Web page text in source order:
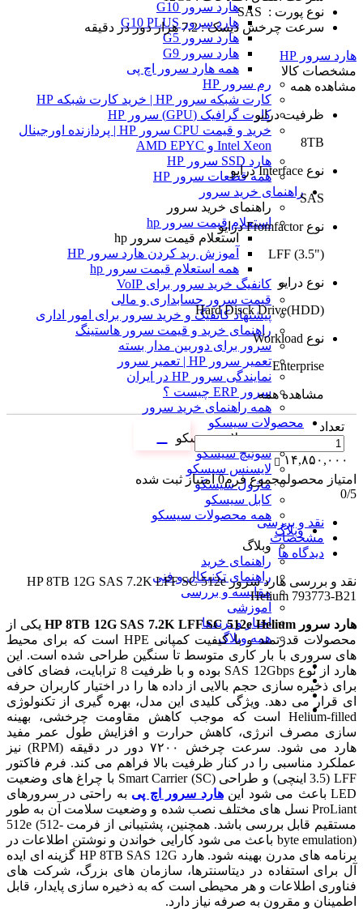
هارد سرور G10
هارد سرور G10 PLUS
هارد سرور G5
هارد سرور G9
همه هارد سرور اچ پی
رم سرور HP
کارت شبکه سرور HP | خرید کارت شبکه HP
کارت گرافیک (GPU) سرور HP
خرید و قیمت CPU سرور HP | پردازنده اورجینال
Intel Xeon و AMD EPYC
هارد SSD سرور HP
همه قطعات سرور HP
راهنمای خرید سرور
راهنمای خرید سرور
استعلام قیمت سرور hp
استعلام قیمت سرور hp
آموزش ريد كردن هارد سرور HP
همه استعلام قیمت سرور hp
کانفیگ خرید سرور برای VoIP
قیمت سرور حسابداری و مالی
پیشنهاد کانفیگ و خرید سرور برای امور اداری
راهنمای خرید و قیمت سرور هاستینگ
سرور برای دوربین مدار بسته
تعمیر سرور HP | تعمیر سرور
نمایندگی سرور HP در ایران
سرور ERP چیست ؟
همه راهنمای خرید سرور
محصولات سیسکو
محصولات سیسکو
سوئیچ سیسکو
لایسنس سیسکو
ماژول سیسکو
کابل سیسکو
همه محصولات سیسکو
وبلاگ
وبلاگ
راهنمای خرید
راهنمای تکنیکال و فنی
مقایسه و بررسی
آموزشی
اخبار و ترندها
همه وبلاگ
نوع پورت : SAS
سرعت چرخش دیسک : 7.2 هزار دور در دقیقه
هارد سرور HP
مشخصات کالا
مشاهده همه
ظرفیت درایو
8TB
نوع Interface درایو
SAS
نوع Fromfactor درایو
LFF (3.5")
نوع درایو
Hard Disck Drive(HDD)
نوع Workload
Enterprise
مشاهده همه
تعداد
۱۴,۸۵۰,۰۰۰
امتیاز محصولمجموع فرم0امتیاز ثبت شده
0/5
نقد و بررسی
مشخصات
دیدگاه ها
نقد و بررسی
هارد سرور HP 8TB 12G SAS 7.2K LFF SC 512e
Helium 793773-B21
هارد سرور HP 8TB 12G SAS 7.2K LFF SC 512e Helium
یکی از
محصولات قدرتمند و با کیفیت کمپانی HPE است که برای محیط
های سروری با بار کاری متوسط تا سنگین طراحی شده است. این
هارد از نوع SAS 12Gbps بوده و با ظرفیت 8 ترابایت، فضای کافی
برای ذخیره سازی حجم بالایی از داده ها را در اختیار کاربران حرفه
ای قرار می دهد. ویژگی کلیدی این مدل، بهره گیری از تکنولوژی
Helium-filled است که موجب کاهش مقاومت چرخشی، بهینه
سازی مصرف انرژی، کاهش حرارت و افزایش طول عمر مفید
هارد می شود. سرعت چرخش ۷۲۰۰ دور در دقیقه (RPM) نیز
عملکرد مناسبی را در کنار ظرفیت بالا فراهم می کند. فرم فاکتور
LFF (3.5 اینچی) و طراحی Smart Carrier (SC) با چراغ های وضعیت
LED باعث می شود این
هارد سرور اچ پی به راحتی در سرورهای
ProLiant نسل های مختلف نصب شده و وضعیت سلامت آن به طور
مستقیم قابل بررسی باشد. همچنین، پشتیبانی از فرمت 512e (512-
byte emulation) باعث می شود کارایی خواندن و نوشتن اطلاعات در
برنامه های مدرن بهینه شود. هارد HP 8TB SAS 12G گزینه ای ایده
آل برای استفاده در دیتاسنترها، سازمان های بزرگ، شرکت های
فناوری اطلاعات و هر محیطی است که به ذخیره سازی پایدار، قابل
اطمینان و مقرون به صرفه نیاز دارد.